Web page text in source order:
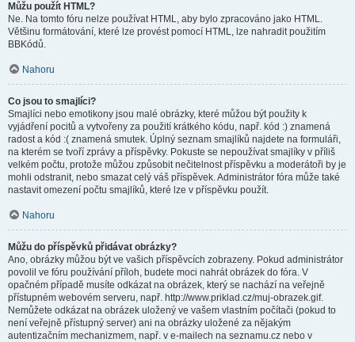
Můžu použít HTML?
Ne. Na tomto fóru nelze používat HTML, aby bylo zpracováno jako HTML.
Většinu formátování, které lze provést pomocí HTML, lze nahradit použitím
BBKódů.
Nahoru
Co jsou to smajlíci?
Smajlíci nebo emotikony jsou malé obrázky, které můžou být použity k
vyjádření pocitů a vytvořeny za použití krátkého kódu, např. kód :) znamená
radost a kód :( znamená smutek. Úplný seznam smajlíků najdete na formuláři,
na kterém se tvoří zprávy a příspěvky. Pokuste se nepoužívat smajlíky v příliš
velkém počtu, protože můžou způsobit nečitelnost příspěvku a moderátoři by je
mohli odstranit, nebo smazat celý váš příspěvek. Administrátor fóra může také
nastavit omezení počtu smajlíků, které lze v příspěvku použít.
Nahoru
Můžu do příspěvků přidávat obrázky?
Ano, obrázky můžou být ve vašich příspěvcích zobrazeny. Pokud administrátor
povolil ve fóru používání příloh, budete moci nahrát obrázek do fóra. V
opačném případě musíte odkázat na obrázek, který se nachází na veřejně
přístupném webovém serveru, např. http://www.priklad.cz/muj-obrazek.gif.
Nemůžete odkázat na obrázek uložený ve vašem vlastním počítači (pokud to
není veřejně přístupný server) ani na obrázky uložené za nějakým
autentizačním mechanizmem, např. v e-mailech na seznamu.cz nebo v